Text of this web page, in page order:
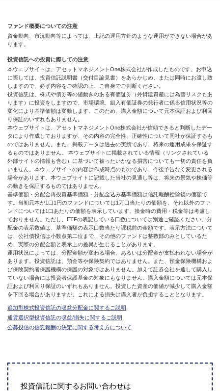
ファンド概要についての注意
資金動向、市況動向等によっては、上記の運用方針のような運用ができない場合があ
ります。
投資信託への投資に際しての注意
本ウェブサイトは、アセットマネジメントOne株式会社が作成したものです。お申込
に際しては、投資信託説明書（交付目論見書）をあらかじめ、または同時にお渡し致
しますので、必ず内容をご確認の上、ご自身でご判断ください。
投資信託は、株式や債券等の値動きのある有価証券（外貨建資産には為替リスクもあ
ります）に投資をしますので、市場環境、組入有価証券の発行者に係る信用状況等の
変化により基準価額は変動します。このため、購入金額について元本保証および利回
り保証のいずれもありません。
本ウェブサイトは、アセットマネジメントOne株式会社が信頼できると判断したデー
タにより作成しておりますが、その内容の完全性、正確性について同社が保証するも
のではありません。また、掲載データは過去の実績であり、将来の運用成果を保証す
るものではありません。 本ウェブサイトに掲載されている情報（リンクされている
外部サイトの情報も含む）に基づいて被ったいかなる損害についても一切の責任を負
いません。本ウェブサイトの内容は作成時点のものであり、今後予告なく変更される
場合があります。本ウェブサイトに記載した当社の見通し等は、将来の景気や株価等
の動きを保証するものではありません。
基準価額・分配金再投資基準価額・分配金込み基準価額は信託報酬控除後の価額で
す。当初元本が1口1円のファンドについては1万口当たりの価額を、それ以外のファ
ンドについては1口あたりの価額を表示しています。換金時の費用・税金等は考慮し
ておりません。ただし、ETFの表記している口数については別途ご確認ください。分
配金の表示数値は、基準価額の表示口数当たり課税前の金額です。表示方法について
は、公社債投信は小数点第二位まで、その他のファンドは整数部のみとしているた
め、実際の分配金額と表示上の差異が生じることがあります。
運用状況によっては、分配金額が変わる場合、あるいは分配金が支払われない場合が
あります。投資信託は、預金等や保険契約ではありません。また、預金保険機構およ
び保険契約者保護機構の保護の対象ではありません。加えて証券会社を通して購入し
ていない場合には投資者保護基金の対象にもなりません。購入金額については元本保
証および利回り保証のいずれもありません。投資した資産の価値が減少して購入金額
を下回る場合がありますが、これによる損失は購入者が負担することとなります。
追加型株式投資信託の収益分配金に関するご説明
通貨選択型投資信託の収益/損失に関するご説明
公募投信の信託報酬の決定に関する考え方について
投資信託に関するお問い合わせは